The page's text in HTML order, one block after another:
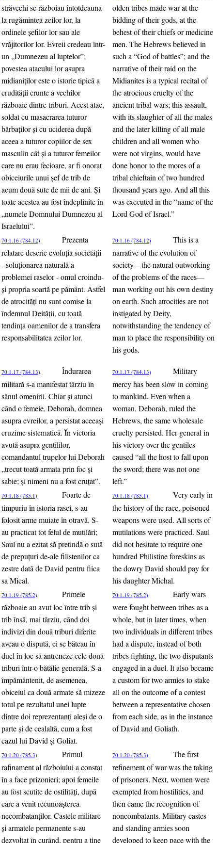
străvechi se războiau întotdeauna
la rugămintea zeilor lor, la
ordinele şefilor lor sau ale
vrăjitorilor lor. Evreii credeau într-
un „Dumnezeu al luptelor”;
povestea atacului lor asupra
midianiţilor este o istorie tipică a
crudităţii crunte a vechilor
războaie dintre triburi. Acest atac,
soldat cu masacrarea tuturor
bărbaţilor şi cu uciderea după
aceea a tuturor copiilor de sex
masculin cât şi a tuturor femeilor
care nu erau fecioare, ar fi onorat
obiceiurile unui şef de trib de
acum două sute de mii de ani. Şi
toate acestea au fost îndeplinite în
„numele Domnului Dumnezeu al
Israelului”.
olden tribes made war at the
bidding of their gods, at the
behest of their chiefs or medicine
men. The Hebrews believed in
such a “God of battles”; and the
narrative of their raid on the
Midianites is a typical recital of
the atrocious cruelty of the
ancient tribal wars; this assault,
with its slaughter of all the males
and the later killing of all male
children and all women who
were not virgins, would have
done honor to the mores of a
tribal chieftain of two hundred
thousand years ago. And all this
was executed in the “name of the
Lord God of Israel.”
70:1.16 (784.12)
Prezenta
relatare descrie evoluţia societăţii
- soluţionarea naturală a
problemei raselor - omul croindu-
şi propria soartă pe pământ. Astfel
de atrocităţi nu sunt comise la
îndemnul Deităţii, cu toată
tendinţa oamenilor de a transfera
responsabilitatea zeilor lor.
70:1.16 (784.12)
This is a
narrative of the evolution of
society—the natural outworking
of the problems of the races—
man working out his own destiny
on earth. Such atrocities are not
instigated by Deity,
notwithstanding the tendency of
man to place the responsibility on
his gods.
70:1.17 (784.13)
Îndurarea
militară s-a manifestat târziu în
sânul omenirii. Chiar şi atunci
când o femeie, Deborah, domnea
asupra evreilor, a persistat aceeaşi
cruzime sistematică. În victoria
avută asupra gentililor,
comandantul trupelor lui Deborah
„trecut toată armata prin foc şi
sabie; şi nimeni nu a fost cruţat”.
70:1.17 (784.13)
Military
mercy has been slow in coming
to mankind. Even when a
woman, Deborah, ruled the
Hebrews, the same wholesale
cruelty persisted. Her general in
his victory over the gentiles
caused “all the host to fall upon
the sword; there was not one
left.”
70:1.18 (785.1)
Foarte de
timpuriu în istoria rasei, s-au
folosit arme muiate în otravă. S-
au practicat tot felul de mutilări;
Saul nu a ezitat să pretindă o sută
de prepuţuri de-ale filistenilor ca
zestre dată de David pentru fiica
sa Mical.
70:1.18 (785.1)
Very early in
the history of the race, poisoned
weapons were used. All sorts of
mutilations were practiced. Saul
did not hesitate to require one
hundred Philistine foreskins as
the dowry David should pay for
his daughter Michal.
70:1.19 (785.2)
Primele
războaie au avut loc între trib şi
trib însă, mai târziu, când doi
indivizi din două triburi diferite
aveau o dispută, ei se băteau în
duel în loc să antreneze cele două
triburi într-o bătălie generală. S-a
împământenit, de asemenea,
obiceiul ca două armate să mizeze
totul pe rezultatul unei lupte
dintre doi reprezentanţi aleşi de o
parte şi de cealaltă, cum a fost
cazul lui David şi Goliat.
70:1.19 (785.2)
Early wars
were fought between tribes as a
whole, but in later times, when
two individuals in different tribes
had a dispute, instead of both
tribes fighting, the two disputants
engaged in a duel. It also became
a custom for two armies to stake
all on the outcome of a contest
between a representative chosen
from each side, as in the instance
of David and Goliath.
70:1.20 (785.3)
Primul
rafinament al războiului a constat
în a face prizonieri; apoi femeile
au fost scutite de ostilităţi, după
care a venit recunoaşterea
necombatanţilor. Castele militare
şi armatele permanente s-au
dezvoltat în curând, pentru a ţine
70:1.20 (785.3)
The first
refinement of war was the taking
of prisoners. Next, women were
exempted from hostilities, and
then came the recognition of
noncombatants. Military castes
and standing armies soon
developed to keep pace with the